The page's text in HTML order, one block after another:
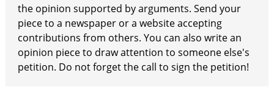
the opinion supported by arguments. Send your
piece to a newspaper or a website accepting
contributions from others. You can also write an
opinion piece to draw attention to someone else's
petition. Do not forget the call to sign the petition!